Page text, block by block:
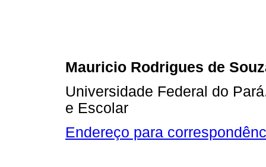
Mauricio Rodrigues de
Universidade Federal do
e Escolar
Endereço para